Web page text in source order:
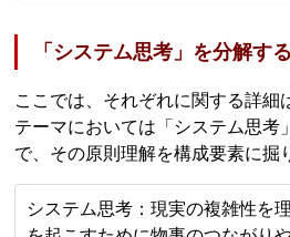
「システム思考」を分解する
ここでは、それぞれに関する詳細
テーマにおいては「システム思考
で、その原則理解を構成要素に掘
システム思考：現実の複雑性を